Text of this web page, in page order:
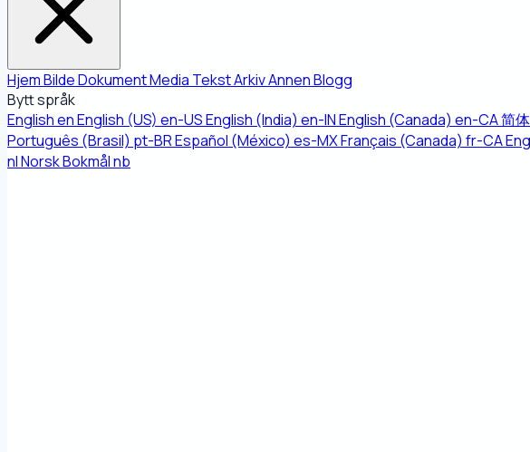
HjemBildeDokumentMedia TekstArkivAnnenBlogg
Bytt språk
EnglishenEnglish (US) en-USEnglish (India) en-INEnglish (Canada) en-CA简
Português (Brasil) pt-BREspañol (México) es-MXFrançais (Canada) fr-CA
nlNorsk Bokmålnb